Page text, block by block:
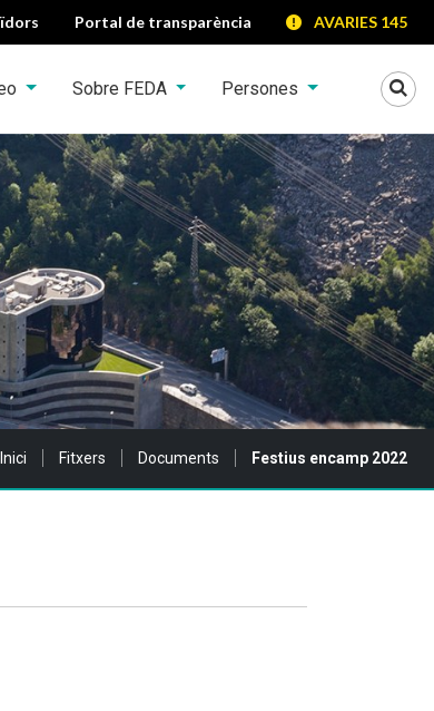
Portal de transparència AVARIES 145
Sobre FEDA Persones
Sou a:
Inici Fitxers Documents Festius encamp 2022